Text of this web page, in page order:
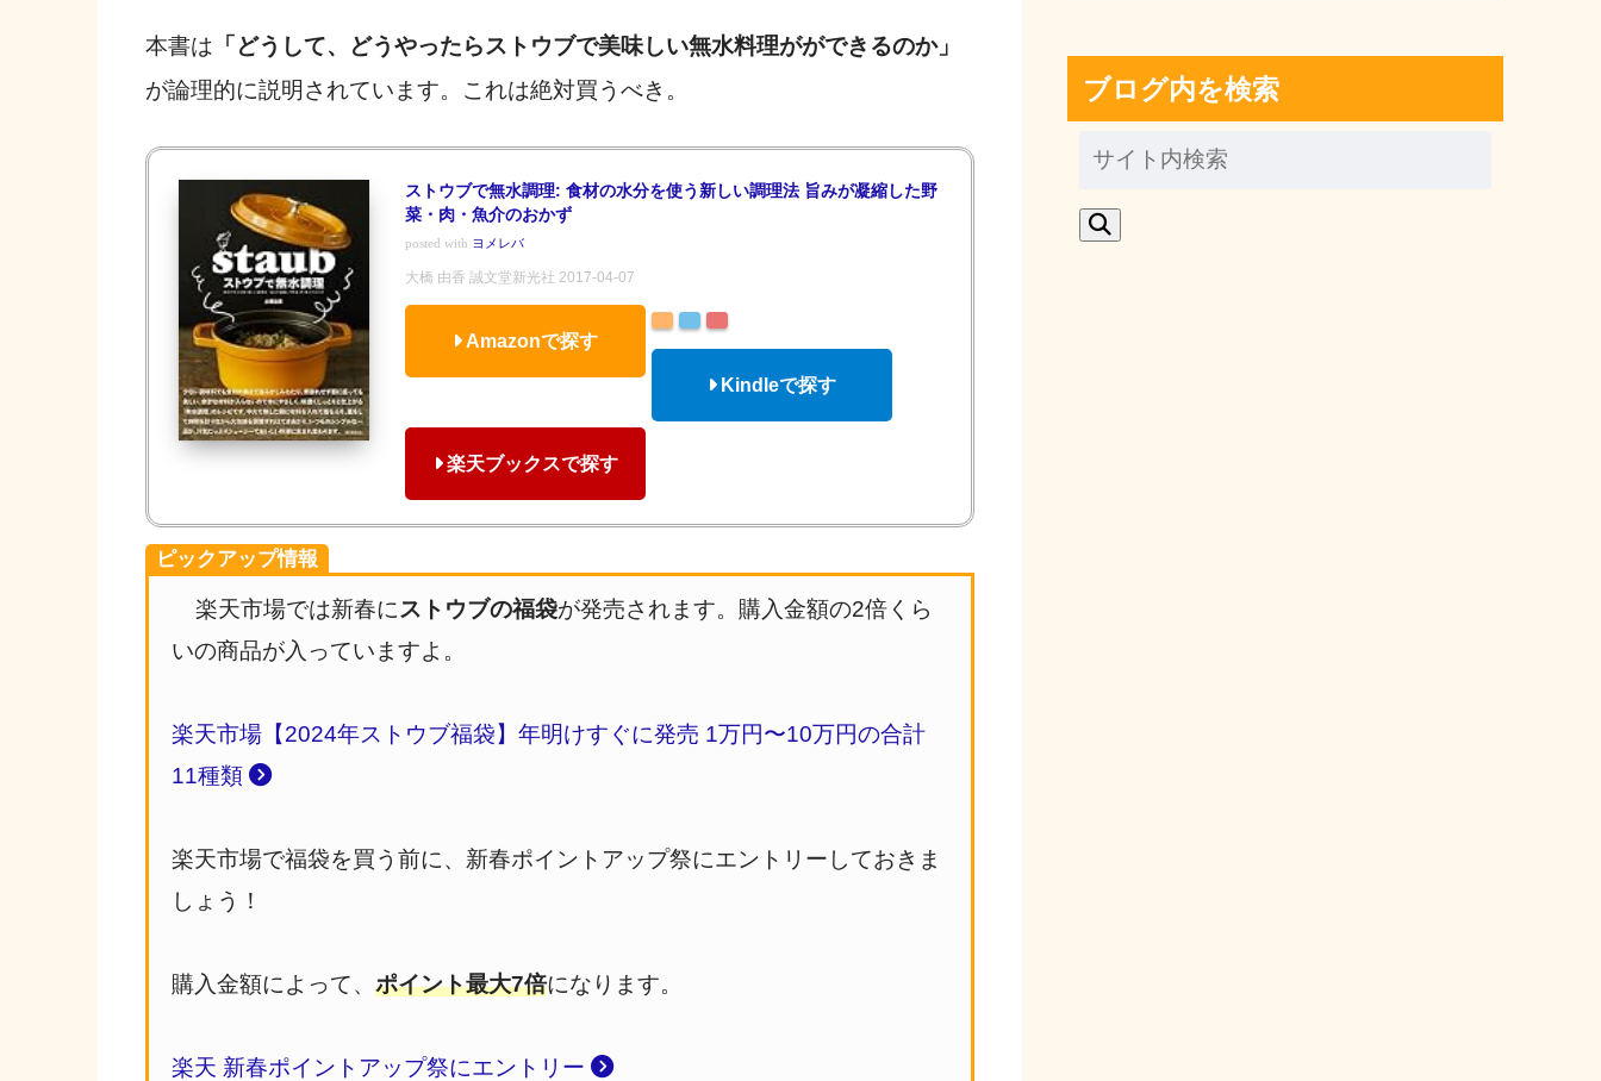
本書は 「どうして、どうやったらストウブで美味しい無水料理がができるのか」
が論理的に説明されています。これは絶対買うべき。
ストウブで無水調理: 食材の水分を使う新しい調理法 旨みが凝縮した野
菜・肉・魚介のおかず
posted with ヨメレバ
大橋 由香 誠文堂新光社 2017-04-07
Amazonで探す
Kindleで探す
楽天ブックスで探す
ピックアップ情報
楽天市場では新春にストウブの福袋が発売されます。購入金額の2倍くら
いの商品が入っていますよ。
楽天市場【2024年ストウブ福袋】年明けすぐに発売 1万円〜10万円の合計
11種類
楽天市場で福袋を買う前に、新春ポイントアップ祭にエントリーしておきま
しょう！
購入金額によって、ポイント最大7倍になります。
楽天 新春ポイントアップ祭にエントリー
ブログ内を検索